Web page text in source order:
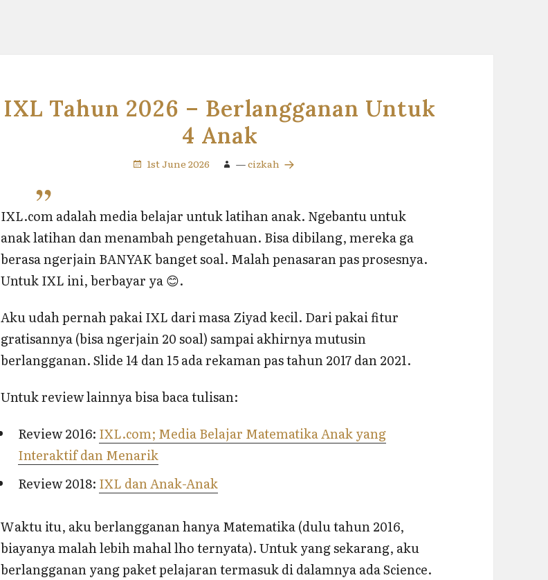
IXL Tahun 2026 – Berlangganan Untuk
4 Anak
1st June 2026 —cizkah
IXL.com adalah media belajar untuk latihan anak. Ngebantu untuk
anak latihan dan menambah pengetahuan. Bisa dibilang, mereka ga
berasa ngerjain BANYAK banget soal. Malah penasaran pas prosesnya.
Untuk IXL ini, berbayar ya 😊.
Aku udah pernah pakai IXL dari masa Ziyad kecil. Dari pakai fitur
gratisannya (bisa ngerjain 20 soal) sampai akhirnya mutusin
berlangganan. Slide 14 dan 15 ada rekaman pas tahun 2017 dan 2021.
Untuk review lainnya bisa baca tulisan:
Review 2016: IXL.com; Media Belajar Matematika Anak yang
Interaktif dan Menarik
Review 2018: IXL dan Anak-Anak
Waktu itu, aku berlangganan hanya Matematika (dulu tahun 2016,
biayanya malah lebih mahal lho ternyata). Untuk yang sekarang, aku
berlangganan yang paket pelajaran termasuk di dalamnya ada Science.